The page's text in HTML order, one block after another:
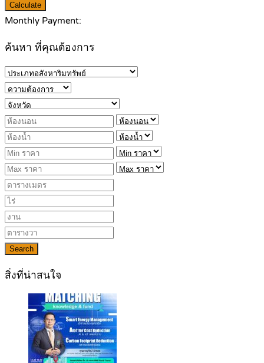
Calculate
Monthly Payment:
ค้นหา ที่คุณต้องการ
Search
สิ่งที่น่าสนใจ